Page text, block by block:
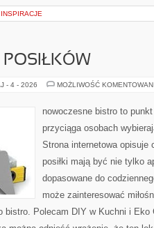
- 4 - 2026 MOŻLIWOŚĆ
nowoczesne bistro to
przyciąga osobach
Strona internetowa opisuje
posiłki mają być nie tylko
dopasowane do
może zainteresować
bistro. Polecam DIY w Kuchni i